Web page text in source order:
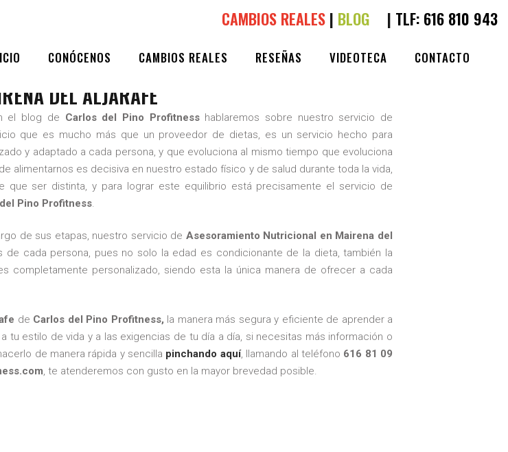
CAMBIOS REALES | BLOG | TLF: 616 810 943
CONÓCENOS CAMBIOS REALES RESEÑAS VIDEOTECA CONTACTO
EN MAIRENA DEL ALJARAFE
DEL ALJARAFE
el blog de Carlos del Pino Profitnesshablaremos sobre nuestro servicio de
que es mucho más que un proveedor de dietas, es un servicio hecho para
y adaptado a cada persona, y que evoluciona al mismo tiempo que evoluciona
alimentarnos es decisiva en nuestro estado físico y de salud durante toda la vida,
ser distinta, y para lograr este equilibrio está precisamente el servicio de
Pino Profitness.
de sus etapas, nuestro servicio de Asesoramiento Nutricional en Mairena del
cada persona, pues no solo la edad es condicionante de la dieta, también la
completamente personalizado, siendo esta la única manera de ofrecer a cada
de Carlos del Pino Profitness, la manera más segura y eficiente de aprender a
estilo de vida y a las exigencias de tu día a día, si necesitas más información o
de manera rápida y sencilla pinchando aquí, llamando al teléfono 616 81 09
, te atenderemos con gusto en la mayor brevedad posible.